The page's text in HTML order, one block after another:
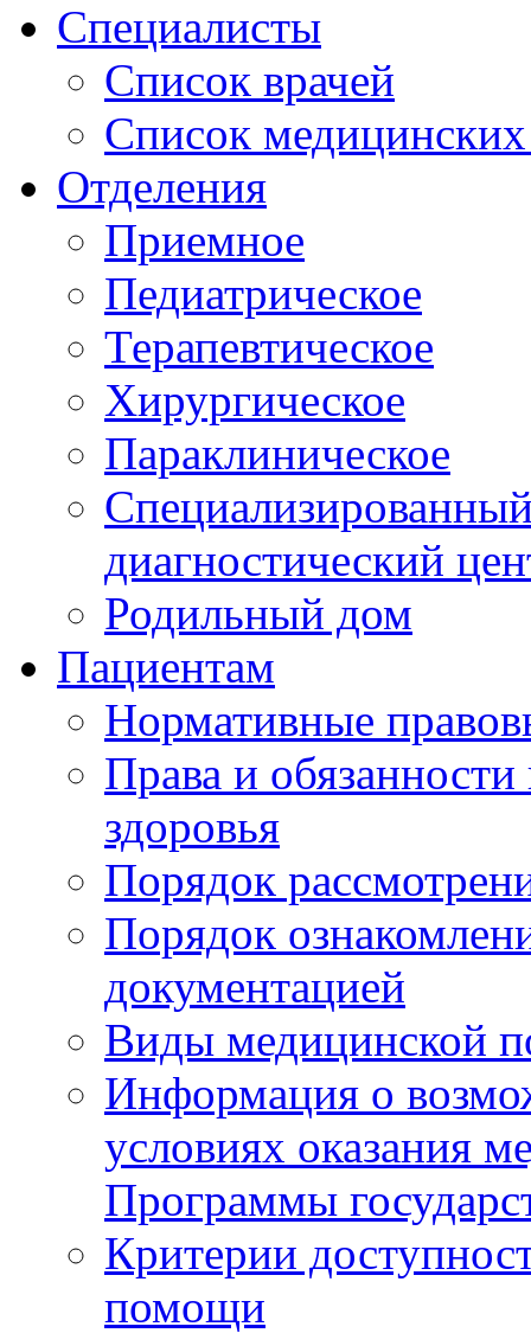
Специалисты
Список врачей
Список медицинских
Отделения
Приемное
Педиатрическое
Терапевтическое
Хирургическое
Параклиническое
диагностический
Родильный дом
Пациентам
Нормативные
Права и
здоровья
Порядок
Порядок
документацией
Виды медицинской
Информация о
условиях оказания
Программы
Критерии
помощи